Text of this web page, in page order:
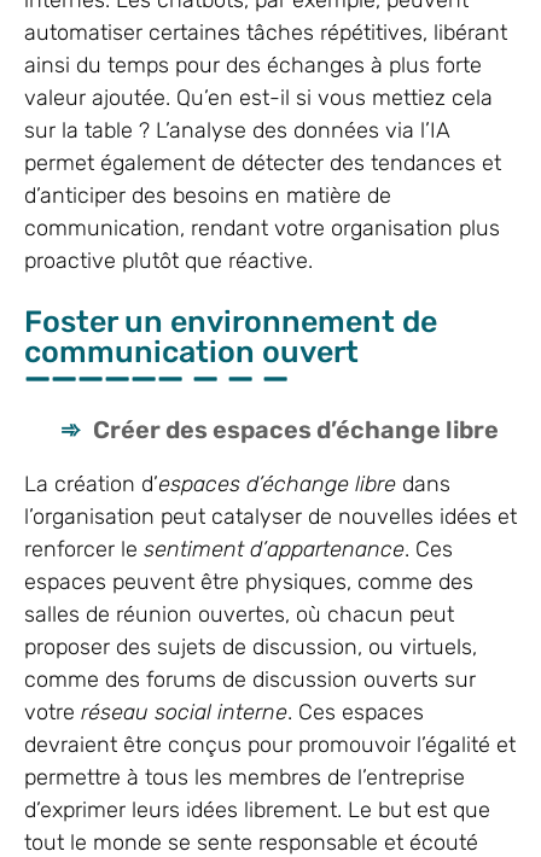
automatiser certaines tâches répétitives, libérant
ainsi du temps pour des échanges à plus forte
valeur ajoutée. Qu’en est-il si vous mettiez cela
sur la table ? L’analyse des données via l’IA
permet également de détecter des tendances et
d’anticiper des besoins en matière de
communication, rendant votre organisation plus
proactive plutôt que réactive.
Foster un environnement de
communication ouvert
Créer des espaces d’échange libre
La création d’espaces d’échange libre dans
l’organisation peut catalyser de nouvelles idées et
renforcer le sentiment d’appartenance. Ces
espaces peuvent être physiques, comme des
salles de réunion ouvertes, où chacun peut
proposer des sujets de discussion, ou virtuels,
comme des forums de discussion ouverts sur
votre réseau social interne. Ces espaces
devraient être conçus pour promouvoir l’égalité et
permettre à tous les membres de l’entreprise
d’exprimer leurs idées librement. Le but est que
tout le monde se sente responsable et écouté